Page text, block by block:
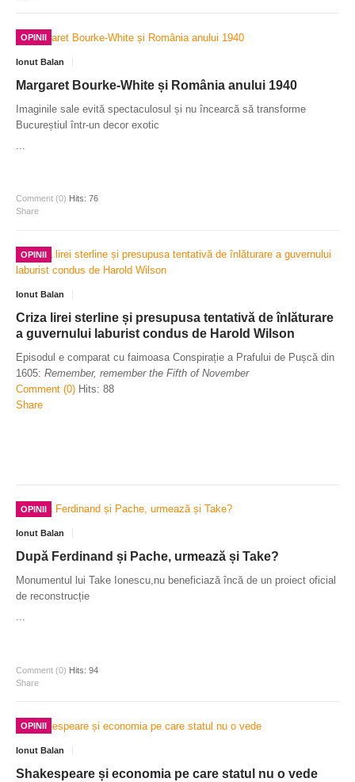
OPINII
Ionut Balan
Margaret Bourke-White și România anului 1940
Imaginile sale evită spectaculosul și nu încearcă să transforme
Bucureștiul într-un decor exotic
Comment (0) Hits: 76
Share
OPINII
Ionut Balan
Criza lirei sterline și presupusa tentativă de înlăturare
a guvernului laburist condus de Harold Wilson
Episodul e comparat cu faimoasa Conspirație a Prafului de Pușcă din
1605: Remember, remember the Fifth of November
Comment (0) Hits: 88
Share
OPINII
Ionut Balan
După Ferdinand și Pache, urmează și Take?
Monumentul lui Take Ionescu,nu beneficiază încă de un proiect oficial
de reconstrucție
...
Comment (0) Hits: 94
Share
OPINII
Ionut Balan
Shakespeare și economia pe care statul nu o vede